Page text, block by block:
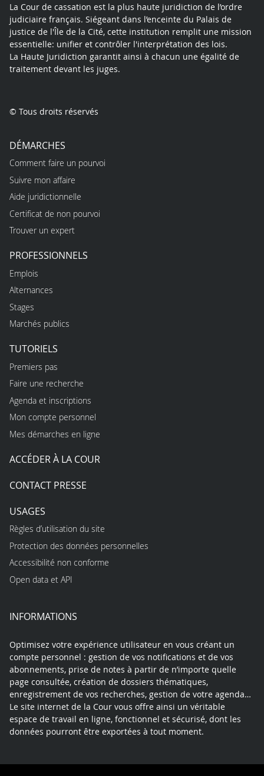
La Cour de cassation est la plus haute juridiction de l’ordre
judiciaire français. Siégeant dans l’enceinte du Palais de
justice de l'Île de la Cité, cette institution remplit une mission
essentielle: unifier et contrôler l'interprétation des lois.
La Haute Juridiction garantit ainsi à chacun une égalité de
traitement devant les juges.
© Tous droits réservés
DÉMARCHES
Comment faire un pourvoi
Suivre mon affaire
Aide juridictionnelle
Certificat de non pourvoi
Trouver un expert
PROFESSIONNELS
Emplois
Alternances
Stages
Marchés publics
TUTORIELS
Premiers pas
Faire une recherche
Agenda et inscriptions
Mon compte personnel
Mes démarches en ligne
ACCÉDER À LA COUR
CONTACT PRESSE
USAGES
Règles d’utilisation du site
Protection des données personnelles
Accessibilité non conforme
Open data et API
INFORMATIONS
Optimisez votre expérience utilisateur en vous créant un
compte personnel : gestion de vos notifications et de vos
abonnements, prise de notes à partir de n’importe quelle
page consultée, création de dossiers thématiques,
enregistrement de vos recherches, gestion de votre agenda…
Le site internet de la Cour vous offre ainsi un véritable
espace de travail en ligne, fonctionnel et sécurisé, dont les
données pourront être exportées à tout moment.